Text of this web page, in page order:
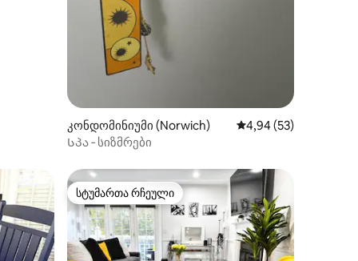
კონდომინიუმი (Norwich) საშუალო შეფასებაა
4,94 (53)
Სპა ‑ სიზმრები
სტუმართა რჩეული
სტუმართა რჩეული